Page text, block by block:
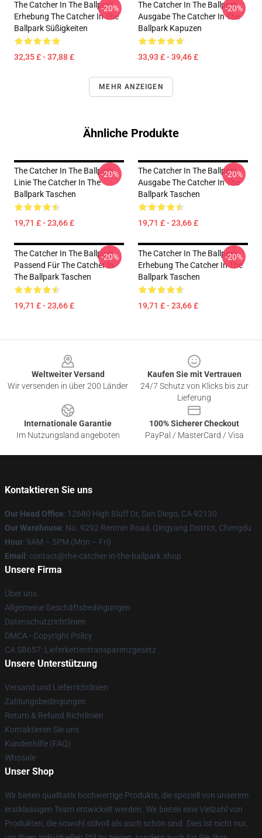
The Catcher In The Ballpark
Erhebung The Catcher In The
Ballpark Süßigkeiten
32,35 £ - 37,88 £
-20%
The Catcher In The Ballpark
Ausgabe The Catcher In The
Ballpark Kapuzen
33,93 £ - 39,46 £
-20%
MEHR ANZEIGEN
Ähnliche Produkte
The Catcher In The Ballpark
Linie The Catcher In The
Ballpark Taschen
19,71 £ - 23,66 £
-20%
The Catcher In The Ballpark
Ausgabe The Catcher In The
Ballpark Taschen
19,71 £ - 23,66 £
-20%
The Catcher In The Ballpark
Passend Für The Catcher In
The Ballpark Taschen
19,71 £ - 23,66 £
-20%
The Catcher In The Ballpark
Erhebung The Catcher In The
Ballpark Taschen
19,71 £ - 23,66 £
-20%
Weltweiter Versand
Wir versenden in über 200 Länder
Kaufen Sie mit Vertrauen
24/7 Schutz von Klicks bis zur
Lieferung
Internationale Garantie
Im Nutzungsland angeboten
100% Sicherer Checkout
PayPal / MasterCard / Visa
Kontaktieren Sie uns
Our Head Office: 12680 High Bluff Dr, San Diego, CA 92130
Our Warehouse: No. 9292 Renmin Road, Qingyang District, Chengdu
Hour: 9AM – 5PM (Mon – Fri)
Email : contact@the-catcher-in-the-ballpark.shop
Unsere Firma
Über uns
Allgemeine Geschäftsbedingungen
Datenschutzrichtlinien
DMCA - Copyright Policy
CA SB657: Lieferkettentransparenzgesetz
Unsere Unterstützung
Versand und Lieferrichtlinien
Zahlungsbedingungen
Return & Refund Richtlinien
Kontaktieren Sie uns
Kundenhilfe (FAQ)
Whosale
Unser Shop
Wir bieten qualitativ hochwertige Produkte, die speziell von unserem
erstklassigen Team entwickelt werden. Wir bieten eine Vielzahl von
Produkten, die sowohl stilvoll als auch schön sind. Dies ist nicht nur,